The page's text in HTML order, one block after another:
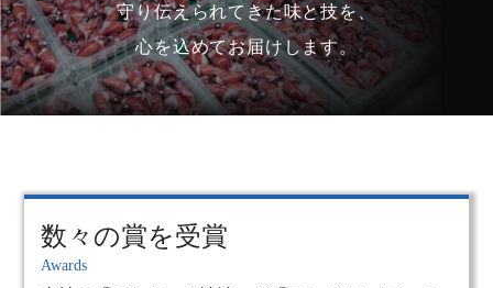
守り伝えられてきた味と技を、
心を込めてお届けします。
数々の賞を受賞
Awards